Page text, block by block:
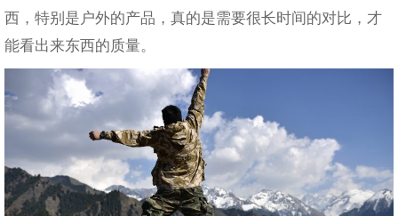
西，特别是户外的产品，真的是需要很长时间的对比，才
能看出来东西的质量。